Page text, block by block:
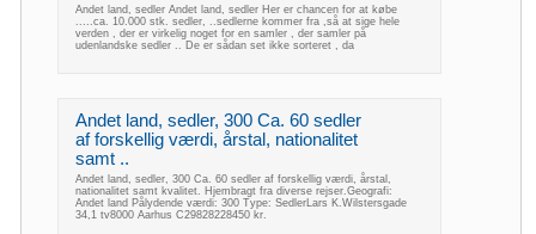
Andet land, sedler Andet land, sedler Her er chancen for at købe
.....ca. 10.000 stk. sedler, ..sedlerne kommer fra ,så at sige hele
verden , der er virkelig noget for en samler , der samler på
udenlandske sedler .. De er sådan set ikke sorteret , da
Andet land, sedler, 300 Ca. 60 sedler
af forskellig værdi, årstal, nationalitet
samt ..
Andet land, sedler, 300 Ca. 60 sedler af forskellig værdi, årstal,
nationalitet samt kvalitet. Hjembragt fra diverse rejser.Geografi:
Andet land Pålydende værdi: 300 Type: SedlerLars K.Wilstersgade
34,1 tv8000 Aarhus C29828228450 kr.